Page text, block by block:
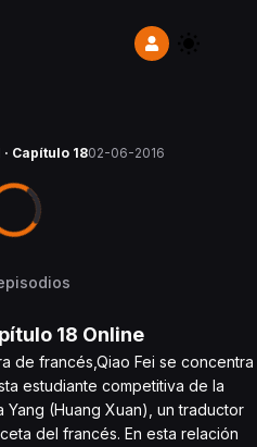
· Capítulo 1802-06-2016
18 Online
de francés,Qiao Fei se concentra
estudiante competitiva de la
(Huang Xuan), un traductor
del francés. En esta relación